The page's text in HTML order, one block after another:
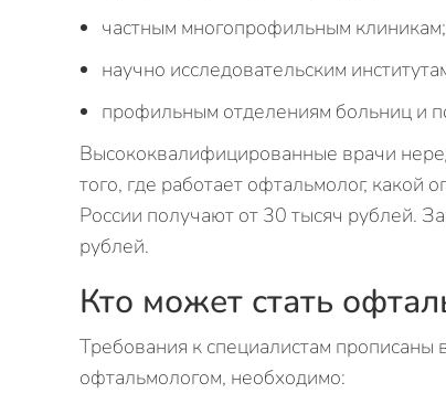
частным многопрофильным клиникам;
научно исследовательским
профильным отделениям больниц и
Высококвалифицированные врачи
того, где работает офтальмолог, какой
России получают от 30 тысяч рублей.
рублей.
Кто может стать
Требования к специалистам прописаны
офтальмологом, необходимо: